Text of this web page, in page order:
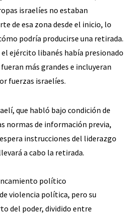
israelíes no estaban
de esa zona desde el inicio, lo
podría producirse una retirada.
ejército libanés había presionado
más grandes e incluyeran
fuerzas israelíes.
que habló bajo condición de
normas de información previa,
instrucciones del liderazgo
a cabo la retirada.
político
violencia política, pero su
del poder, dividido entre